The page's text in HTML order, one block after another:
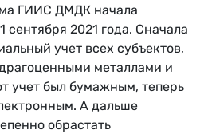
ГИИС ДМДК начала
сентября 2021 года. Сначала
учет всех субъектов,
металлами и
учет был бумажным, теперь
А дальше
обрастать